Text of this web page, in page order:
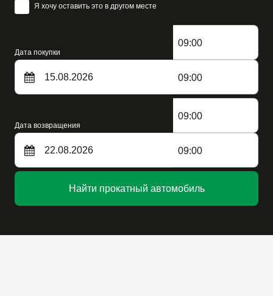
Я хочу оставить это в другом месте
Дата покупки
09:00
09:00
Дата возвращения
09:00
09:00
Найти прокатный автомобиль